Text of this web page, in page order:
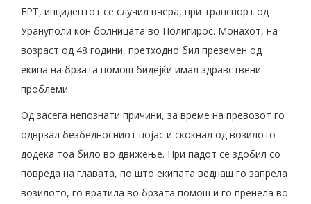
ЕРТ, инцидентот се случил вчера, при транспорт од
Урануполи кон болницата во Полигирос. Монахот, на
возраст од 48 години, претходно бил преземен од
екипа на брзата помош бидејќи имал здравствени
проблеми.
Од засега непознати причини, за време на превозот го
одврзал безбедносниот појас и скокнал од возилото
додека тоа било во движење. При падот се здобил со
повреда на главата, по што екипата веднаш го запрела
возилото, го вратила во брзата помош и го пренела во